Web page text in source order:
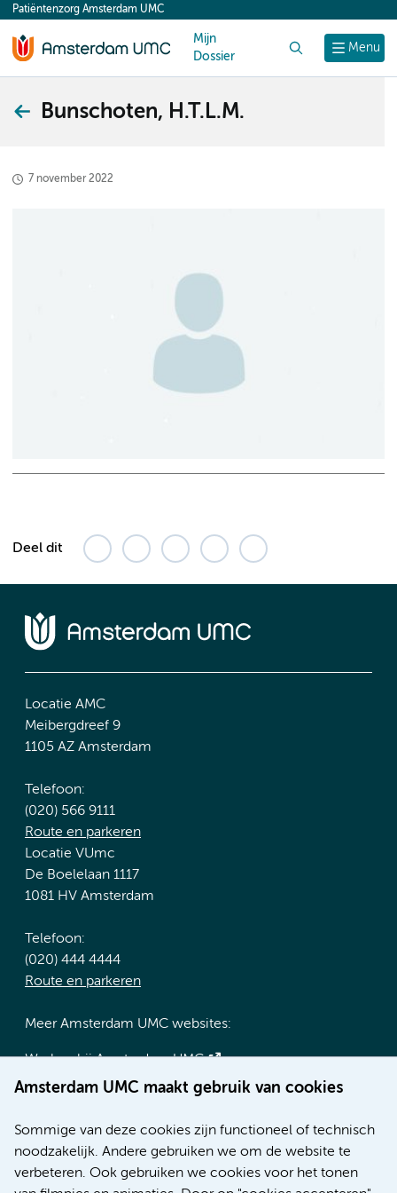
content
Menu
Patiëntenzorg Amsterdam UMC
Mijn
Dossier
Bunschoten, H.T.L.M.
7 november 2022
Deel dit
Amsterdam UMC maakt gebruik van cookies
Sommige van deze cookies zijn functioneel of technisch
noodzakelijk. Andere gebruiken we om de website te
verbeteren. Ook gebruiken we cookies voor het tonen
Locatie AMC
Meibergdreef 9
1105 AZ Amsterdam
Telefoon:
(020) 566 9111
Route en parkeren
Locatie VUmc
De Boelelaan 1117
1081 HV Amsterdam
Telefoon:
(020) 444 4444
Route en parkeren
Meer Amsterdam UMC websites:
Werken bij Amsterdam UMC
Over Amsterdam UMC
Research
Educatie locatie AMC
Educatie locatie VUmc